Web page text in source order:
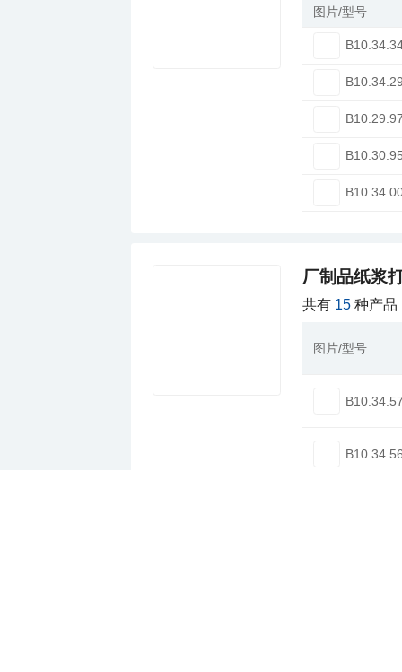
图片/型号
厂制品纸浆
共有 15 种产品
图片/型号